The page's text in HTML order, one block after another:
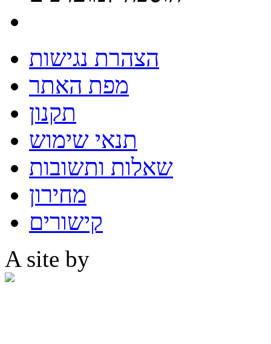
הצהרת נגישות
מפת האתר
תקנון
תנאי שימוש
שאלות ותשובות
מחירון
קישורים
A site by